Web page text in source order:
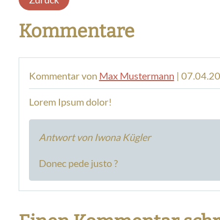
Kommentare
Kommentar von Max Mustermann |
Lorem Ipsum dolor!
Antwort von Iwona Kügler
Donec pede justo ?